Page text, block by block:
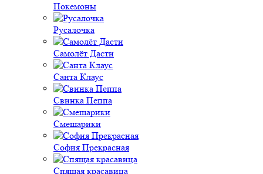
Покемоны
Русалочка
Самолёт Дасти
Санта Клаус
Свинка Пеппа
Смешарики
София Прекрасная
Спящая красавица